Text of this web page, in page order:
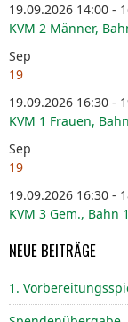
19.09.2026 14:00 -
KVM 2 Männer,
Sep
19
19.09.2026 16:30 -
KVM 1 Frauen,
Sep
19
19.09.2026 16:30 -
KVM 3 Gem., Bahn
NEUE BEITRÄGE
1.